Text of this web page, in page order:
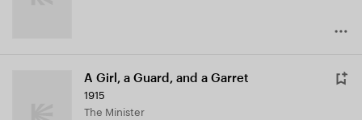
A Girl, a Guard, and a Garret
1915
The Minister